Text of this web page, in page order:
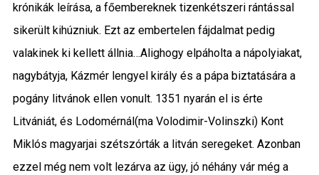
krónikák leírása, a főembereknek tizenkétszeri rántással
sikerült kihúzniuk. Ezt az embertelen fájdalmat pedig
valakinek ki kellett állnia…Alighogy elpáholta a nápolyiakat,
nagybátyja, Kázmér lengyel király és a pápa biztatására a
pogány litvánok ellen vonult. 1351 nyarán el is érte
Litvániát, és Lodomérnál(ma Volodimir-Volinszki) Kont
Miklós magyarjai szétszórták a litván seregeket. Azonban
ezzel még nem volt lezárva az ügy, jó néhány vár még a